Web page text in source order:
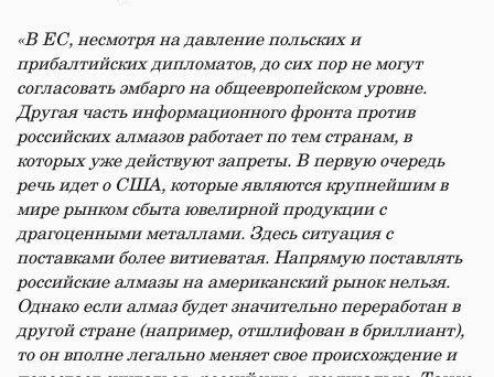
«В ЕС, несмотря на давление польских и
прибалтийских дипломатов, до сих пор не могут
согласовать эмбарго на общеевропейском уровне.
Другая часть информационного фронта против
российских алмазов работает по тем странам, в
которых уже действуют запреты. В первую очередь
речь идет о США, которые являются крупнейшим в
мире рынком сбыта ювелирной продукции с
драгоценными металлами. Здесь ситуация с
поставками более витиеватая. Напрямую поставлять
российские алмазы на американский рынок нельзя.
Однако если алмаз будет значительно переработан в
другой стране (например, отшлифован в бриллиант),
то он вполне легально меняет свое происхождение и